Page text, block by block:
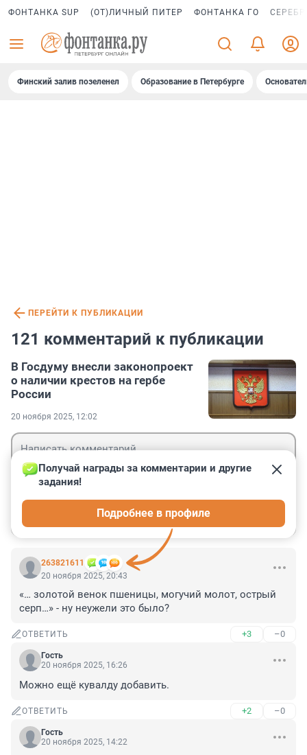
ФОНТАНКА SUP (ОТ)ЛИЧНЫЙ ПИТЕР ФОНТАНКА ГО
Финский залив позеленел Образование в Петербурге
ПЕРЕЙТИ К ПУБЛИКАЦИИ
121 комментарий к публикации
В Госдуму внесли законопроект
о наличии крестов на гербе
России
20 ноября 2025, 12:02
263821611
Получай награды за комментарии и другие
задания!
Подробнее в профиле
20 ноября 2025, 20:43
«… золотой венок пшеницы, могучий молот, острый
серп…» - ну неужели это было?
ОТВЕТИТЬ +3 –0
Гость
20 ноября 2025, 16:26
Можно ещё кувалду добавить.
ОТВЕТИТЬ +2 –0
Гость
20 ноября 2025, 14:22